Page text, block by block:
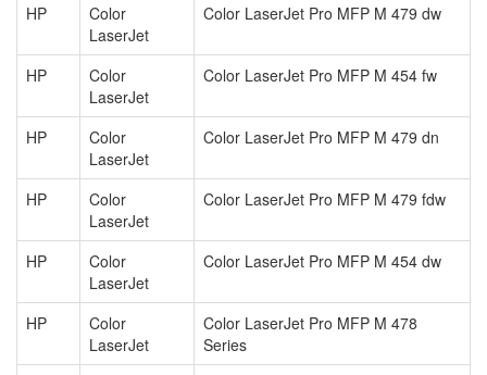
HP
Color
LaserJet
Color LaserJet Pro MFP M 479 dw
HP
Color
LaserJet
Color LaserJet Pro MFP M 454 fw
HP
Color
LaserJet
Color LaserJet Pro MFP M 479 dn
HP
Color
LaserJet
Color LaserJet Pro MFP M 479 fdw
HP
Color
LaserJet
Color LaserJet Pro MFP M 454 dw
HP
Color
LaserJet
Color LaserJet Pro MFP M 478
Series